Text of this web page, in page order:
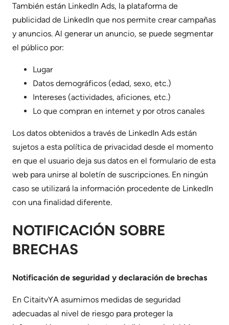
También están LinkedIn Ads, la plataforma de
publicidad de LinkedIn que nos permite crear campañas
y anuncios. Al generar un anuncio, se puede segmentar
el público por:
Lugar
Datos demográficos (edad, sexo, etc.)
Intereses (actividades, aficiones, etc.)
Lo que compran en internet y por otros canales
Los datos obtenidos a través de LinkedIn Ads están
sujetos a esta política de privacidad desde el momento
en que el usuario deja sus datos en el formulario de esta
web para unirse al boletín de suscripciones. En ningún
caso se utilizará la información procedente de LinkedIn
con una finalidad diferente.
NOTIFICACIÓN SOBRE
BRECHAS
Notificación de seguridad y declaración de brechas
En CitaitvYA asumimos medidas de seguridad
adecuadas al nivel de riesgo para proteger la